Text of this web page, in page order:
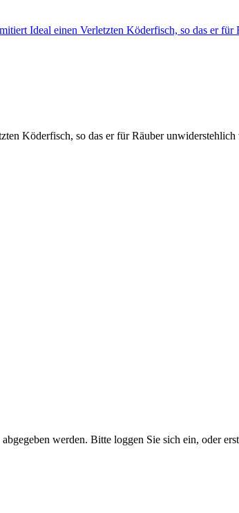
Ideal einen Verletzten Köderfisch, so das er für
Köderfisch, so das er für Räuber unwiderstehlich
werden. Bitte loggen Sie sich ein, oder